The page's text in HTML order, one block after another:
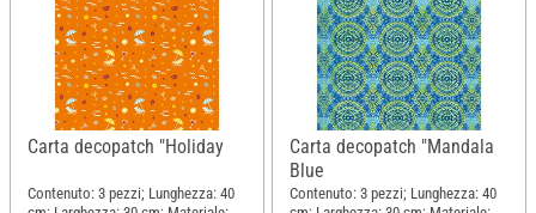
Carta decopatch "Holiday
Contenuto: 3 pezzi; Lunghezza: 40
Carta decopatch "Mandala
Blue
Contenuto: 3 pezzi; Lunghezza: 40